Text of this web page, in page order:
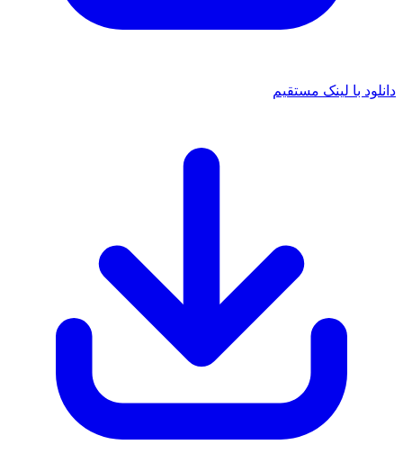
با لینک مستقیم